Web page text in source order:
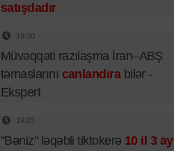
satışdadır
19:30
Müvəqqəti razılaşma İran–ABŞ
təmaslarını canlandırabilər -
Ekspert
19:23
"Bəniz" ləqəbli tiktokerə 10 il 3 ay